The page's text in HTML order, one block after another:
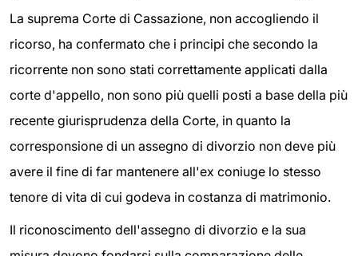
La suprema Corte di Cassazione, non accogliendo il
ricorso, ha confermato che i principi che secondo la
ricorrente non sono stati correttamente applicati dalla
corte d'appello, non sono più quelli posti a base della più
recente giurisprudenza della Corte, in quanto la
corresponsione di un assegno di divorzio non deve più
avere il fine di far mantenere all'ex coniuge lo stesso
tenore di vita di cui godeva in costanza di matrimonio.
Il riconoscimento dell'assegno di divorzio e la sua